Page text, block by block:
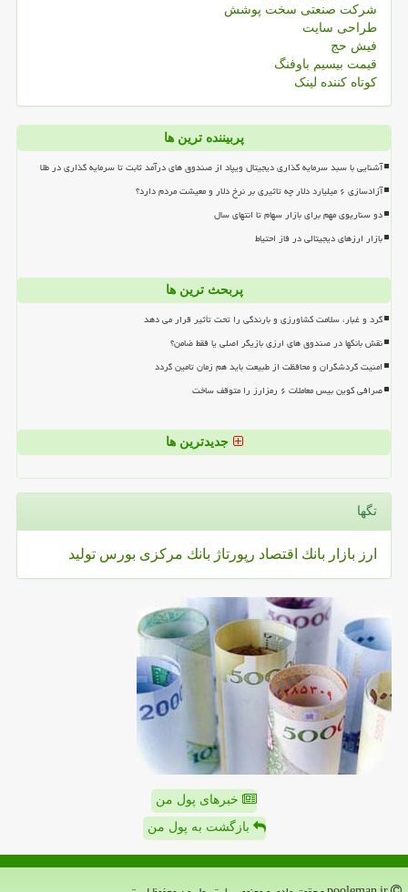
شرکت صنعتی سخت پوشش
طراحی سایت
فیش حج
قیمت بیسیم باوفنگ
کوتاه کننده لینک
پربیننده ترین ها
آشنایی با سبد سرمایه گذاری دیجیتال ویپاد از صندوق های درآمد ثابت تا سرمایه گذاری در طلا
آزادسازی ۶ میلیارد دلار چه تاثیری بر نرخ دلار و معیشت مردم دارد؟
دو سناریوی مهم برای بازار سهام تا انتهای سال
بازار ارزهای دیجیتالی در فاز احتیاط
پربحث ترین ها
گرد و غبار، سلامت کشاورزی و بارندگی را تحت تأثیر قرار می دهد
نقش بانکها در صندوق های ارزی بازیگر اصلی یا فقط ضامن؟
امنیت گردشگران و محافظت از طبیعت باید هم زمان تامین گردد
صرافی کوین بیس معاملات ۶ رمزارز را متوقف ساخت
جدیدترین ها
تگها
ارز بازار بانك اقتصاد رپورتاژ بانك مركزی بورس تولید
خبرهای پول من
بازگشت به پول من